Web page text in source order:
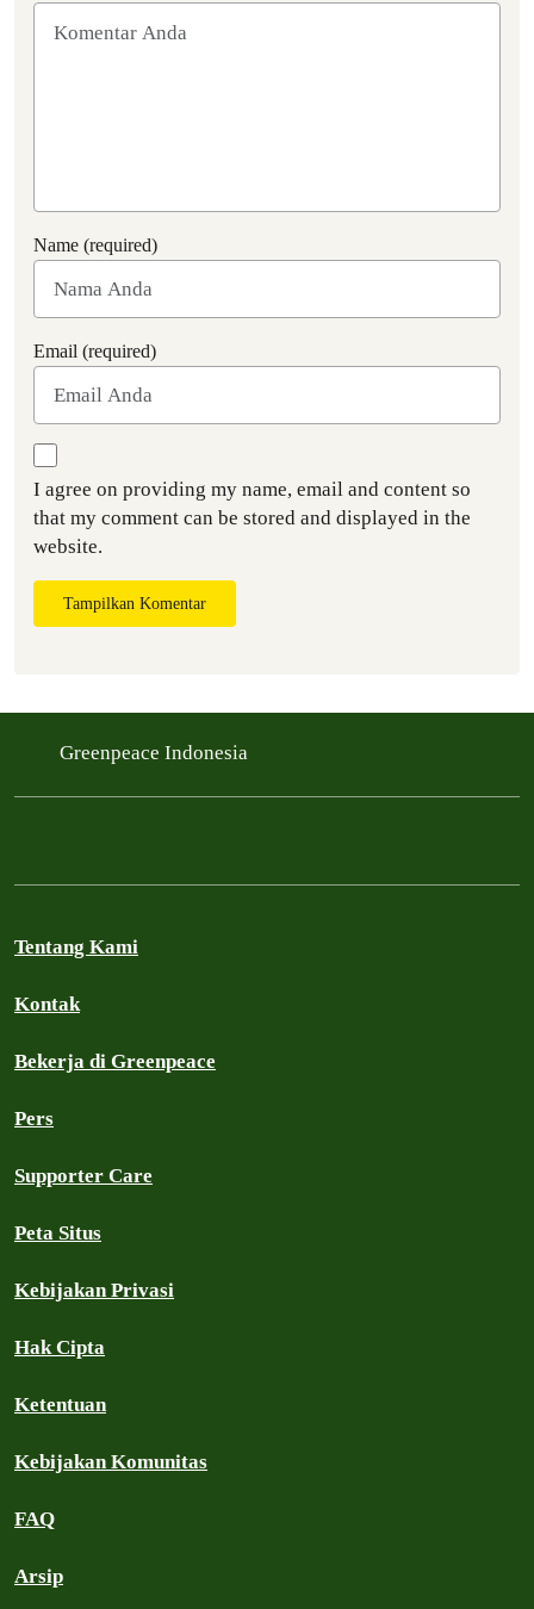
Name (required)
Email (required)
I agree on providing my name, email and content so
that my comment can be stored and displayed in the
website.
Tampilkan Komentar
Greenpeace Indonesia
Tentang Kami
Kontak
Bekerja di Greenpeace
Pers
Supporter Care
Peta Situs
Kebijakan Privasi
Hak Cipta
Ketentuan
Kebijakan Komunitas
FAQ
Arsip